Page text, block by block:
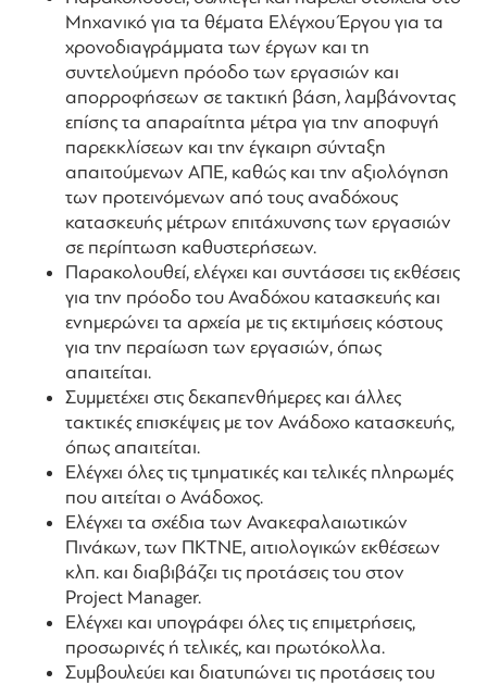
Μηχανικό για τα θέματα Ελέγχου Έργου για τα
χρονοδιαγράμματα των έργων και τη
συντελούμενη πρόοδο των εργασιών και
απορροφήσεων σε τακτική βάση, λαμβάνοντας
επίσης τα απαραίτητα μέτρα για την αποφυγή
παρεκκλίσεων και την έγκαιρη σύνταξη
απαιτούμενων ΑΠΕ, καθώς και την αξιολόγηση
των προτεινόμενων από τους αναδόχους
κατασκευής μέτρων επιτάχυνσης των εργασιών
σε περίπτωση καθυστερήσεων.
Παρακολουθεί, ελέγχει και συντάσσει τις εκθέσεις
για την πρόοδο του Αναδόχου κατασκευής και
ενημερώνει τα αρχεία με τις εκτιμήσεις κόστους
για την περαίωση των εργασιών, όπως
απαιτείται.
Συμμετέχει στις δεκαπενθήμερες και άλλες
τακτικές επισκέψεις με τον Ανάδοχο κατασκευής,
όπως απαιτείται.
Ελέγχει όλες τις τμηματικές και τελικές πληρωμές
που αιτείται ο Ανάδοχος.
Ελέγχει τα σχέδια των Ανακεφαλαιωτικών
Πινάκων, των ΠΚΤΝΕ, αιτιολογικών εκθέσεων
κλπ. και διαβιβάζει τις προτάσεις του στον
Project Manager.
Ελέγχει και υπογράφει όλες τις επιμετρήσεις,
προσωρινές ή τελικές, και πρωτόκολλα.
Συμβουλεύει και διατυπώνει τις προτάσεις του